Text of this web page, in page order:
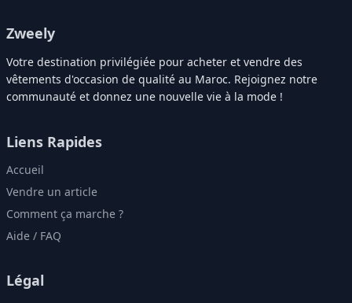
Zweely
Votre destination privilégiée pour acheter et vendre des
vêtements d'occasion de qualité au Maroc. Rejoignez notre
communauté et donnez une nouvelle vie à la mode !
Liens Rapides
Accueil
Vendre un article
Comment ça marche ?
Aide / FAQ
Légal